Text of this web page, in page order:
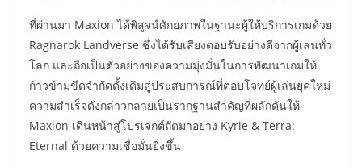
ที่ผ่านมา Maxion ได้พิสูจน์ศักยภาพในฐานะผู้ให้บริการเกมด้วย
Ragnarok Landverse ซึ่งได้รับเสียงตอบรับอย่างดีจากผู้เล่นทั่ว
โลก และถือเป็นตัวอย่างของความมุ่งมั่นในการพัฒนาเกมให้
ก้าวข้ามขีดจำกัดดั้งเดิมสู่ประสบการณ์ที่ตอบโจทย์ผู้เล่นยุคใหม่
ความสำเร็จดังกล่าวกลายเป็นรากฐานสำคัญที่ผลักดันให้
Maxion เดินหน้าสู่โปรเจกต์ถัดมาอย่าง Kyrie & Terra:
Eternal ด้วยความเชื่อมั่นยิ่งขึ้น